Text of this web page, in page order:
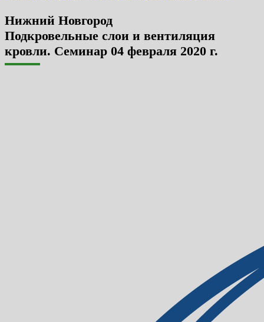
Нижний Новгород
Подкровельные слои и вентиляция
кровли. Семинар 04 февраля 2020 г.